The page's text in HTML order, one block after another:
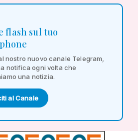
flash sul tuo
nostro nuovo canale Telegram,
notifica ogni volta che
una notizia.
al Canale